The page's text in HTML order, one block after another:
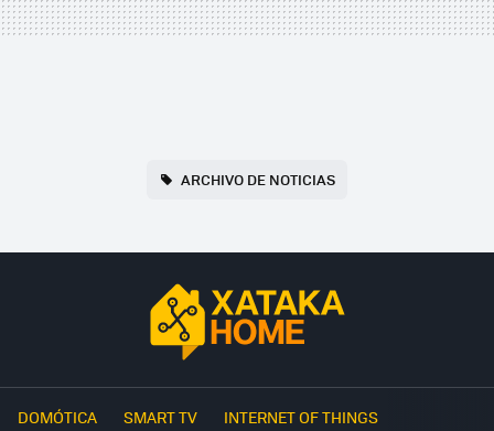
ARCHIVO DE NOTICIAS
DOMÓTICA SMART TV INTERNET OF THINGS